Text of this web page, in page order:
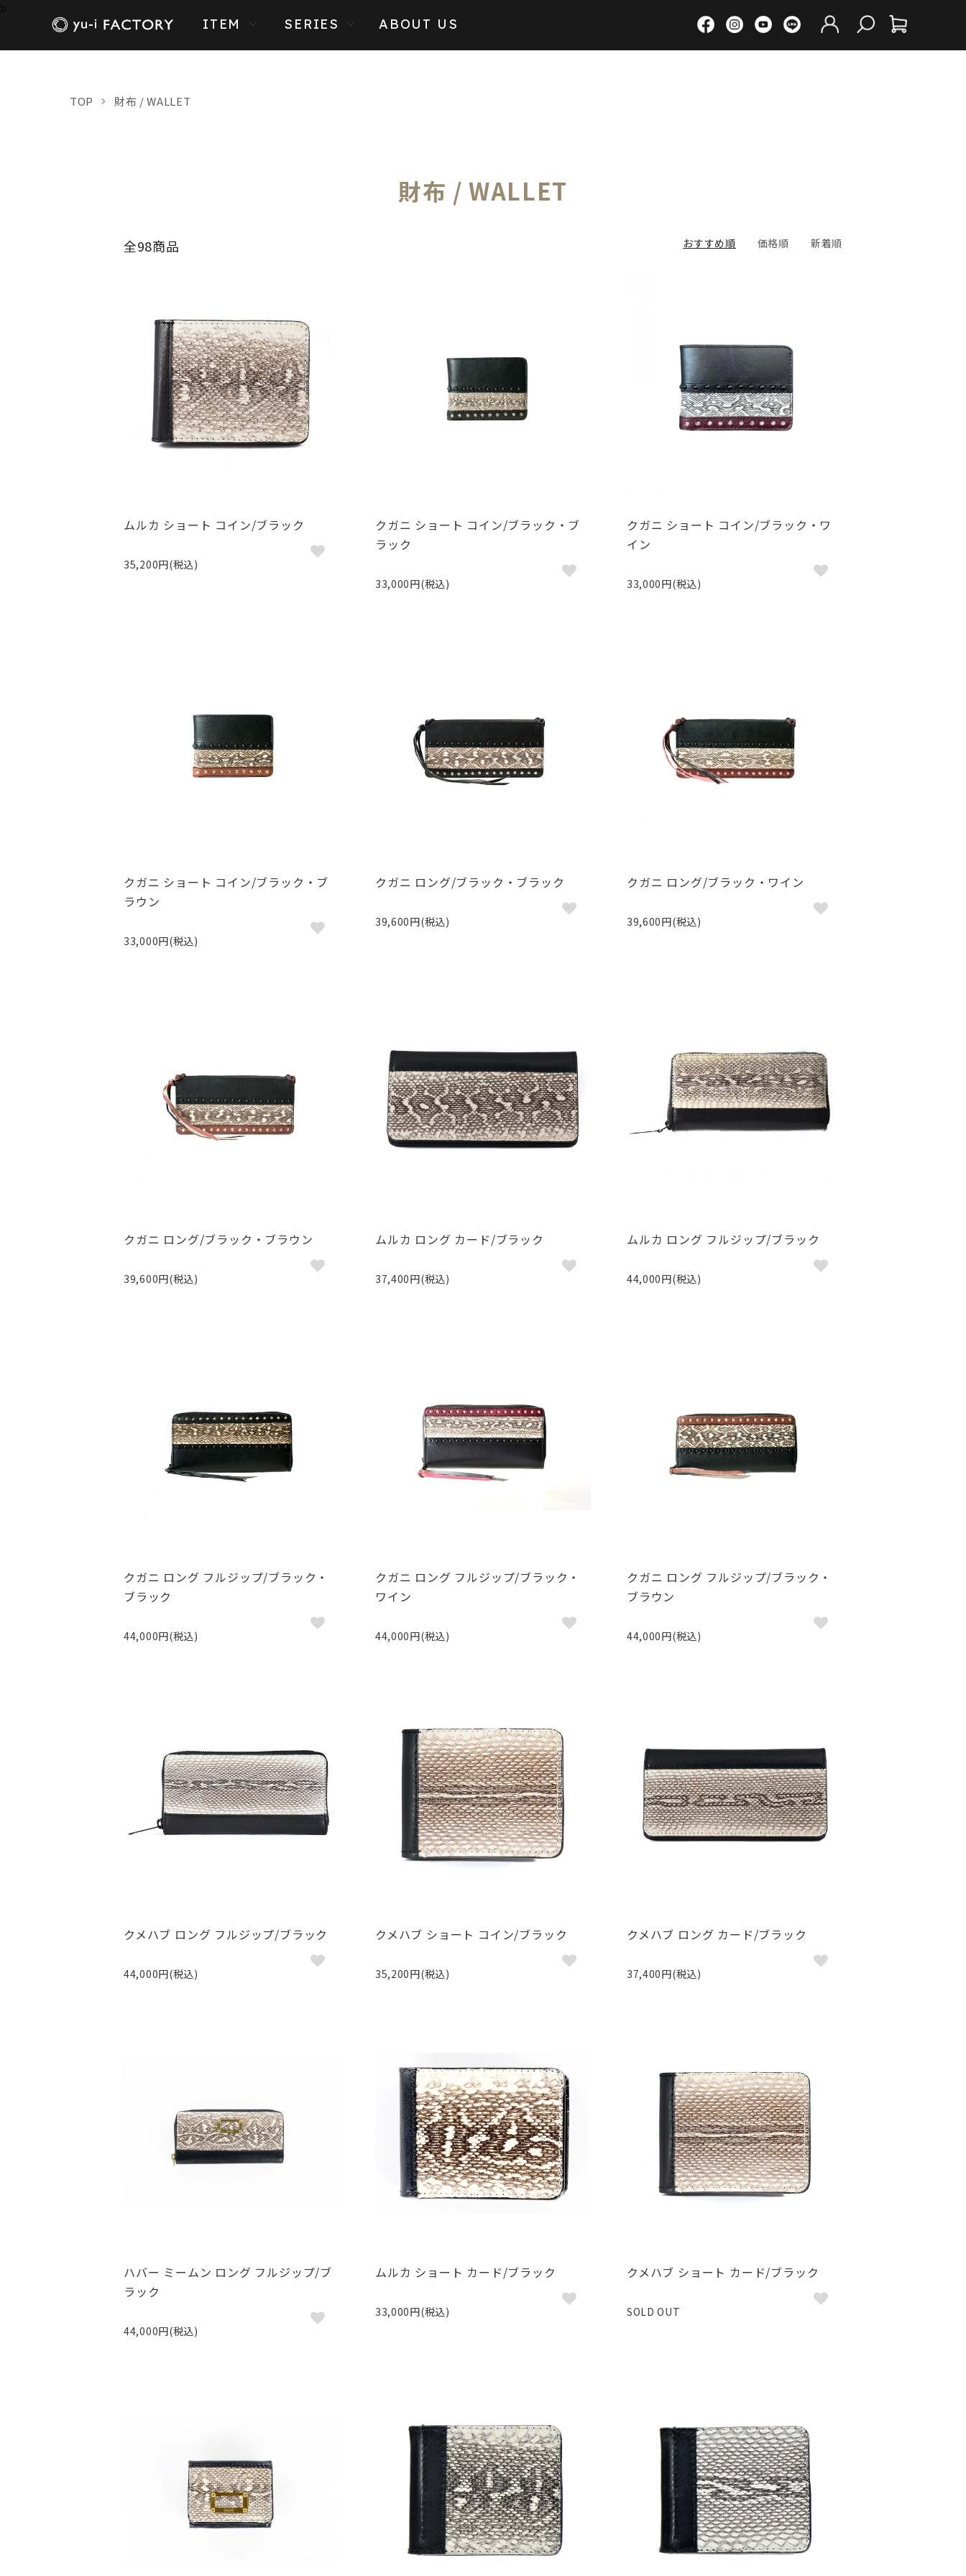
ITEM SERIES ABOUT US
TOP 財布 / WALLET
財布 / WALLET
全98商品 おすすめ順 価格順 新着順
ムルカ ショート コイン/ブラック
35,200円(税込)
クガニ ショート コイン/ブラック・ブ
ラック
33,000円(税込)
クガニ ショート コイン/ブラック・ワ
イン
33,000円(税込)
クガニ ショート コイン/ブラック・ブ
ラウン
33,000円(税込)
クガニ ロング/ブラック・ブラック
39,600円(税込)
クガニ ロング/ブラック・ワイン
39,600円(税込)
クガニ ロング/ブラック・ブラウン
39,600円(税込)
ムルカ ロング カード/ブラック
37,400円(税込)
ムルカ ロング フルジップ/ブラック
44,000円(税込)
クガニ ロング フルジップ/ブラック・
ブラック
44,000円(税込)
クガニ ロング フルジップ/ブラック・
ワイン
44,000円(税込)
クガニ ロング フルジップ/ブラック・
ブラウン
44,000円(税込)
クメハブ ロング フルジップ/ブラック
44,000円(税込)
クメハブ ショート コイン/ブラック
35,200円(税込)
クメハブ ロング カード/ブラック
37,400円(税込)
ハバー ミームン ロング フルジップ/ブ
ラック
44,000円(税込)
ムルカ ショート カード/ブラック
33,000円(税込)
クメハブ ショート カード/ブラック
SOLD OUT